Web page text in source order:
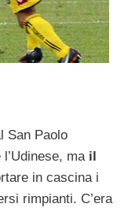
San Paolo
ma il
in cascina i
rimpianti. C’era